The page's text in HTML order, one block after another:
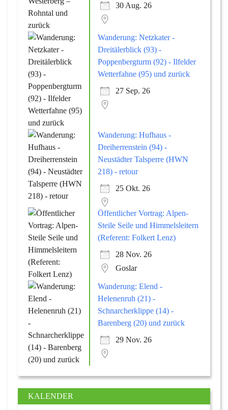
30 Aug. 26
Wanderung: Netzkater -
Dreitälerblick (93) -
Poppenbergturm (92) - Ilfelder
Wetterfahne (95) und zurück
27 Sep. 26
Wanderung: Hufhaus -
Dreiherrenstein (94) -
Neustädter Talsperre (HWN
218) - retour
25 Okt. 26
Öffentlicher Vortrag: Alpen-
Steile Seile und Himmelsleitern
(Referent: Folkert Lenz)
28 Nov. 26
Goslar
Wanderung: Elend -
Helenenruh (21) -
Schnarcherklippe (14) -
Barenberg (20) und zurück
29 Nov. 26
KALENDER